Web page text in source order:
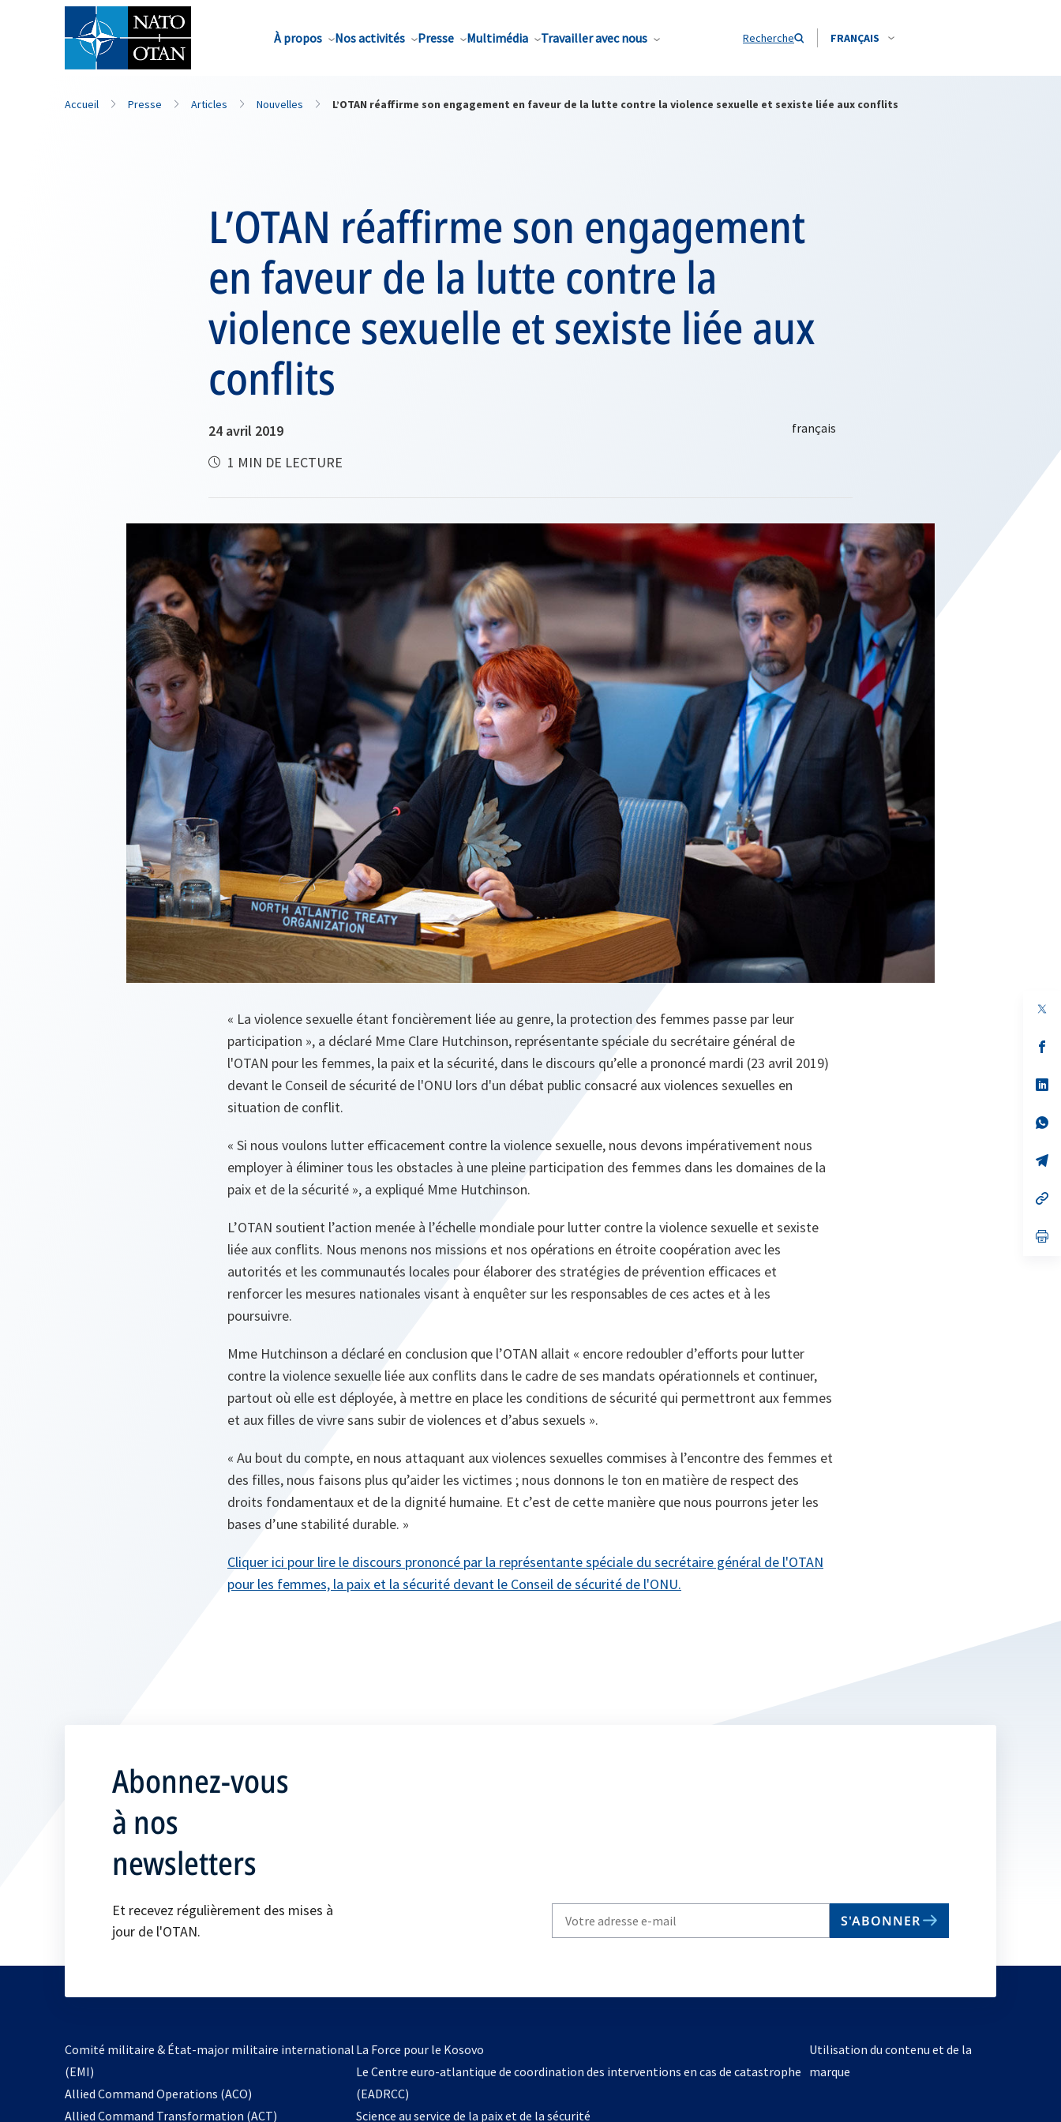
À propos Nos activités Presse Multimédia Travailler avec nous Recherche FRANÇAIS
Nom de famille*
Accueil Presse Articles Nouvelles L’OTAN réaffirme son engagement en faveur de la lutte contre la violence sexuelle et sexiste liée aux conflits
L’OTAN réaffirme son engagement
en faveur de la lutte contre la
violence sexuelle et sexiste liée aux
conflits
24 avril 2019
1 MIN DE LECTURE
« La violence sexuelle étant foncièrement liée au genre, la protection des femmes passe par leur
participation », a déclaré Mme Clare Hutchinson, représentante spéciale du secrétaire général de
l'OTAN pour les femmes, la paix et la sécurité, dans le discours qu’elle a prononcé mardi (23 avril 2019)
devant le Conseil de sécurité de l'ONU lors d'un débat public consacré aux violences sexuelles en
situation de conflit.
« Si nous voulons lutter efficacement contre la violence sexuelle, nous devons impérativement nous
employer à éliminer tous les obstacles à une pleine participation des femmes dans les domaines de la
paix et de la sécurité », a expliqué Mme Hutchinson.
L’OTAN soutient l’action menée à l’échelle mondiale pour lutter contre la violence sexuelle et sexiste
liée aux conflits. Nous menons nos missions et nos opérations en étroite coopération avec les
autorités et les communautés locales pour élaborer des stratégies de prévention efficaces et
renforcer les mesures nationales visant à enquêter sur les responsables de ces actes et à les
poursuivre.
Mme Hutchinson a déclaré en conclusion que l’OTAN allait « encore redoubler d’efforts pour lutter
contre la violence sexuelle liée aux conflits dans le cadre de ses mandats opérationnels et continuer,
partout où elle est déployée, à mettre en place les conditions de sécurité qui permettront aux femmes
et aux filles de vivre sans subir de violences et d’abus sexuels ».
« Au bout du compte, en nous attaquant aux violences sexuelles commises à l’encontre des femmes et
des filles, nous faisons plus qu’aider les victimes ; nous donnons le ton en matière de respect des
droits fondamentaux et de la dignité humaine. Et c’est de cette manière que nous pourrons jeter les
bases d’une stabilité durable. »
Cliquer ici pour lire le discours prononcé par la représentante spéciale du secrétaire général de l'OTAN
pour les femmes, la paix et la sécurité devant le Conseil de sécurité de l'ONU.
Abonnez-vous
à nos
newsletters
Et recevez régulièrement des mises à
jour de l'OTAN.
your
S'ABONNER
Comité militaire & État-major militaire international
(EMI)
Allied Command Operations (ACO)
dans
Allied Command Transformation (ACT)
La Force pour le Kosovos’ouvre
dans
nouvel
Le Centre euro-atlantique de coordination des interventions en cas de catastrophe
(EADRCC)
Science au service de la paix et de la sécurité
Utilisation du contenu et de la
marque